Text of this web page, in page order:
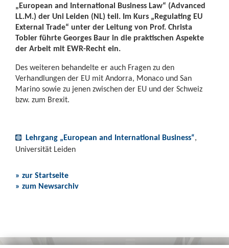
„European and International Business Law“ (Advanced
LL.M.) der Uni Leiden (NL) teil. Im Kurs „Regulating EU
External Trade“ unter der Leitung von Prof. Christa
Tobler führte Georges Baur in die praktischen Aspekte
der Arbeit mit EWR-Recht ein.
Des weiteren behandelte er auch Fragen zu den
Verhandlungen der EU mit Andorra, Monaco und San
Marino sowie zu jenen zwischen der EU und der Schweiz
bzw. zum Brexit.
Lehrgang „European and International Business“,
Universität Leiden
» zur Startseite
» zum Newsarchiv